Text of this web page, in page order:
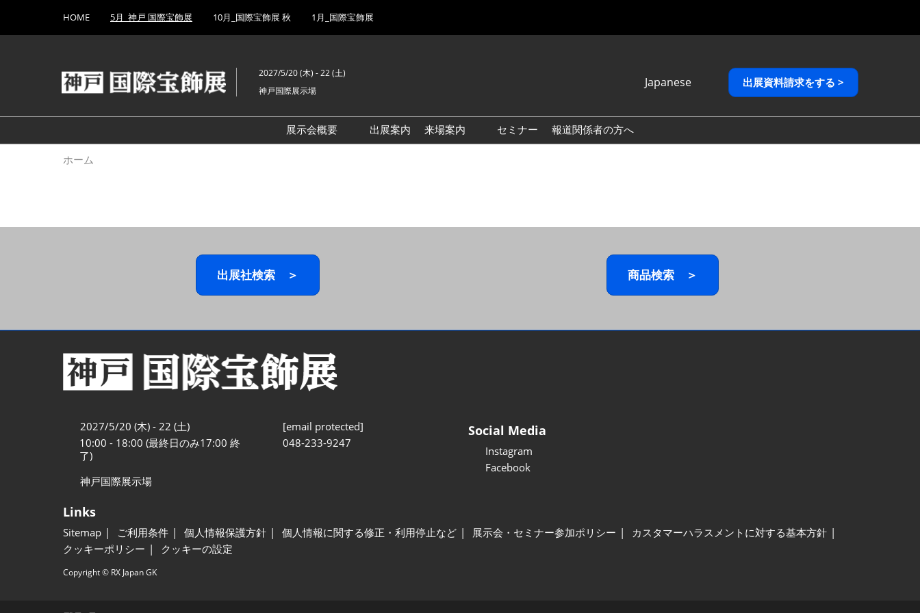
キ
し
て
to
HOME 5月_神戸 国際宝飾展 10月_国際宝飾展 秋 1月_国際宝飾展
2027/5/20 (木) - 22 (土)
神戸国際展示場
Japanese
English
繁體中文
出展資料請求をする >
展示会概要
出展案内
来場案内
セミナー 報道関係者の方へ
ホーム
出展社検索 ＞ 商品検索 ＞
2027/5/20 (木) - 22 (土)
10:00 - 18:00 (最終日のみ17:00 終
了)
神戸国際展示場
[email protected]
048-233-9247
Social Media
Instagram
Facebook
Links
Sitemap ご利用条件 個人情報保護方針 個人情報に関する修正・利用停止など 展示会・セミナー参加ポリシー
カスタマーハラスメントに対する基本方針
クッキーポリシー
クッキーの設定
Copyright © RX Japan GK